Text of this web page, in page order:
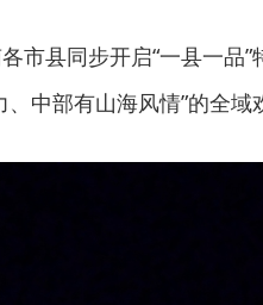
市县同步开启“一县一品
中部有山海风情”的全域